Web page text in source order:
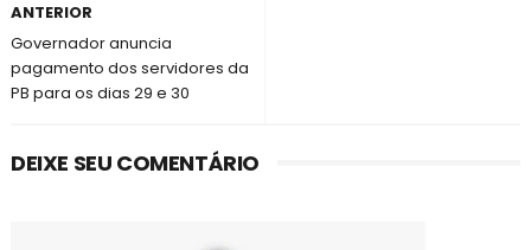
ANTERIOR
Governador anuncia
pagamento dos servidores da
PB para os dias 29 e 30
DEIXE SEU COMENTÁRIO